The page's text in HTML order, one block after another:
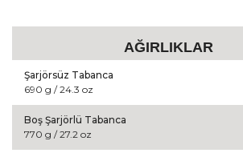
AĞIRLIKLAR
Şarjörsüz Tabanca
690 g / 24.3 oz
Boş Şarjörlü Tabanca
770 g / 27.2 oz